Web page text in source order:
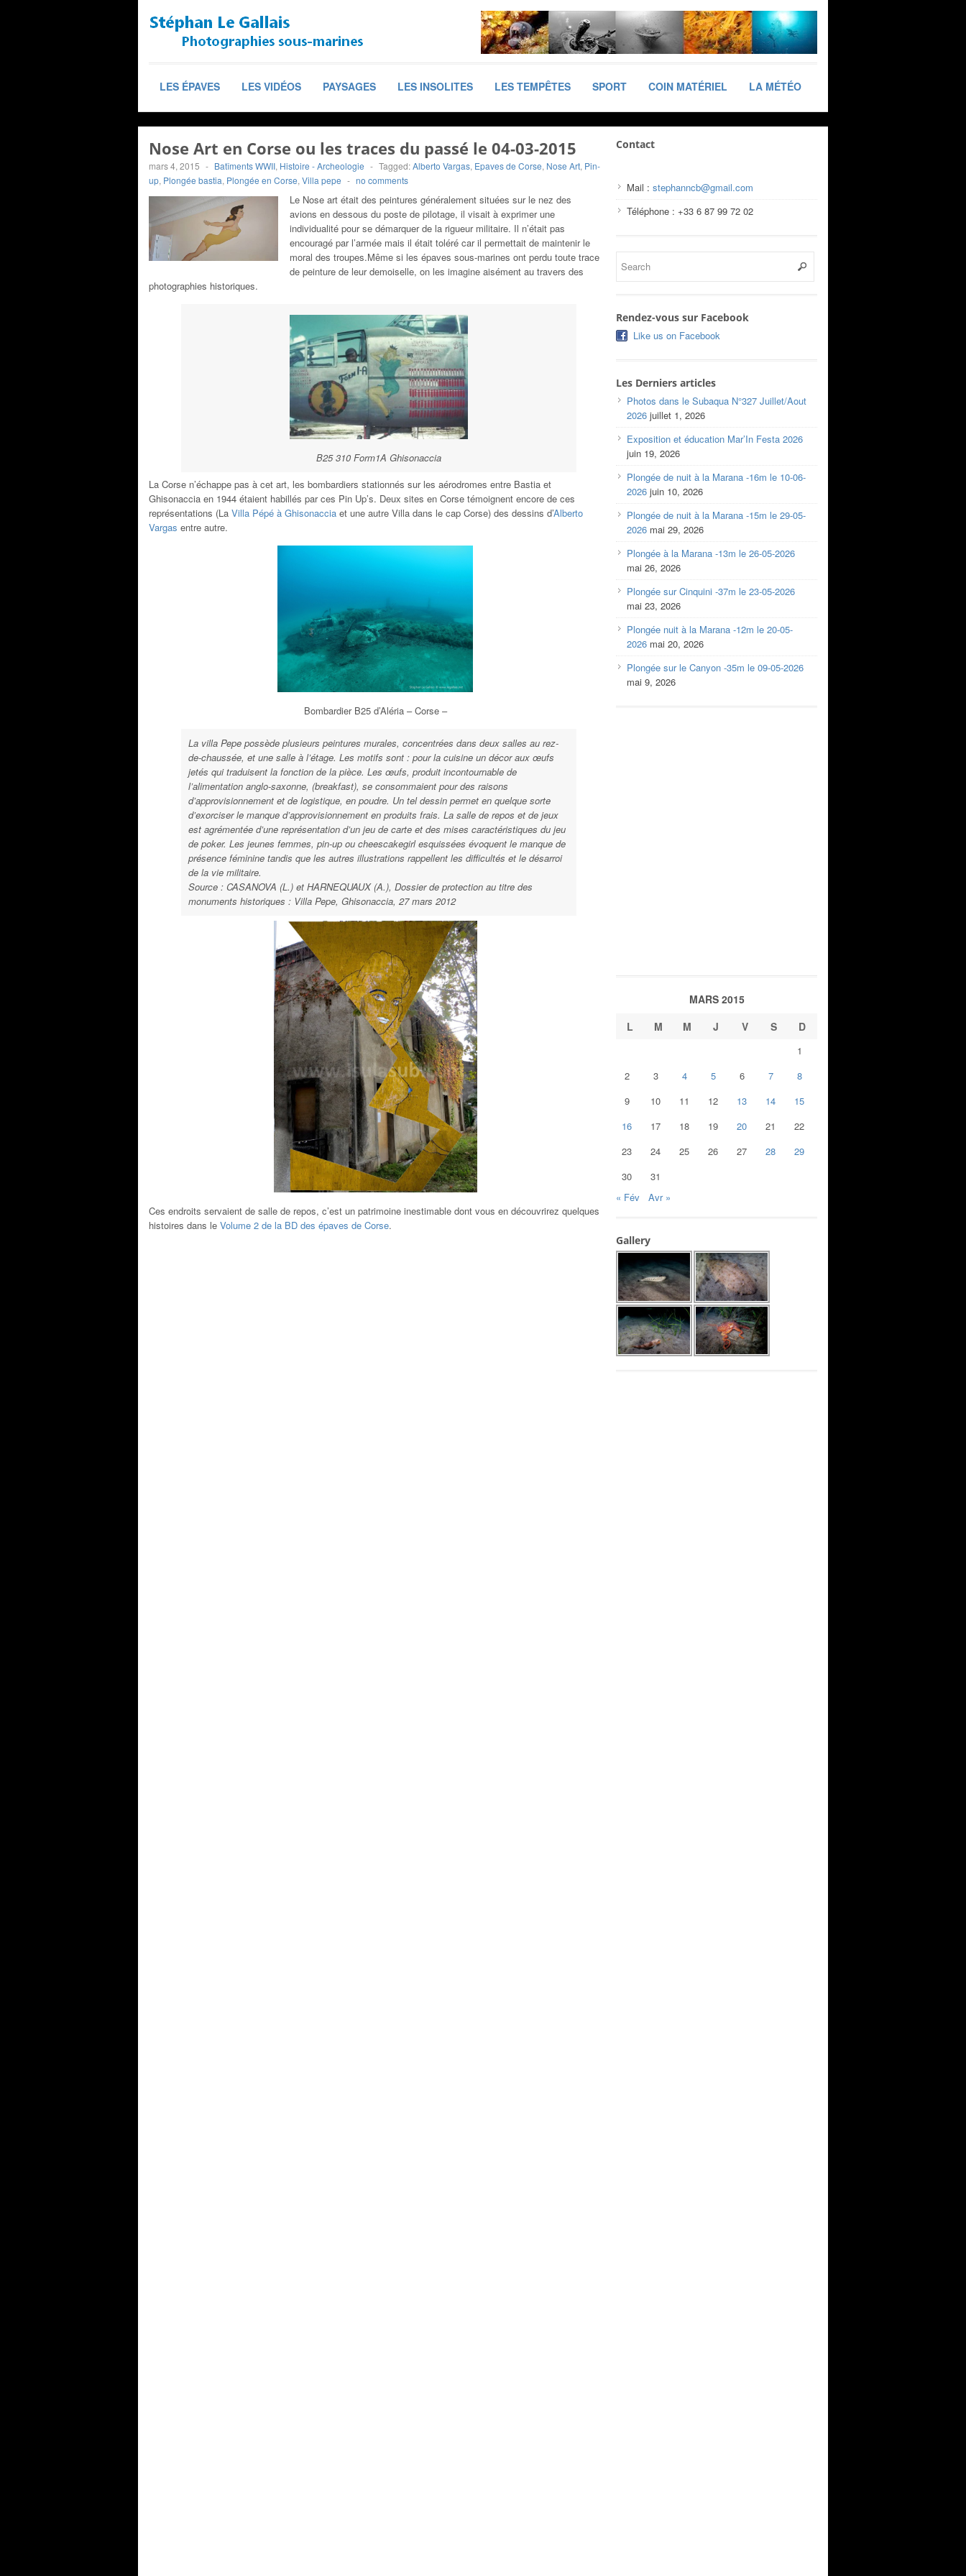
LES ÉPAVES LES VIDÉOS PAYSAGES LES INSOLITES LES TEMPÊTES SPORT COIN MATÉRIEL LA MÉTÉO
Nose Art en Corse ou les traces du passé le 04-03-2015
mars 4, 2015 - Batîments WWII, Histoire - Archeologie - Tagged:Alberto Vargas, Epaves de Corse, Nose Art, Pin-
up, Plongée bastia, Plongée en Corse, Villa pepe - no comments
Le Nose art était des peintures généralement situées sur le nez des
avions en dessous du poste de pilotage, il visait à exprimer une
individualité pour se démarquer de la rigueur militaire. Il n’était pas
encouragé par l’armée mais il était toléré car il permettait de maintenir le
moral des troupes.Même si les épaves sous-marines ont perdu toute trace
de peinture de leur demoiselle, on les imagine aisément au travers des
photographies historiques.
B25 310 Form1A Ghisonaccia
La Corse n’échappe pas à cet art, les bombardiers stationnés sur les aérodromes entre Bastia et
Ghisonaccia en 1944 étaient habillés par ces Pin Up’s. Deux sites en Corse témoignent encore de ces
représentations (La Villa Pépé à Ghisonaccia et une autre Villa dans le cap Corse) des dessins d’Alberto
Vargas entre autre.
Bombardier B25 d’Aléria – Corse –
La villa Pepe possède plusieurs peintures murales, concentrées dans deux salles au rez-
de-chaussée, et une salle à l’étage. Les motifs sont : pour la cuisine un décor aux œufs
jetés qui traduisent la fonction de la pièce. Les œufs, produit incontournable de
l’alimentation anglo-saxonne, (breakfast), se consommaient pour des raisons
d’approvisionnement et de logistique, en poudre. Un tel dessin permet en quelque sorte
d’exorciser le manque d’approvisionnement en produits frais. La salle de repos et de jeux
est agrémentée d’une représentation d’un jeu de carte et des mises caractéristiques du jeu
de poker. Les jeunes femmes, pin-up ou cheescakegirl esquissées évoquent le manque de
présence féminine tandis que les autres illustrations rappellent les difficultés et le désarroi
de la vie militaire.
Source : CASANOVA (L.) et HARNEQUAUX (A.), Dossier de protection au titre des
monuments historiques : Villa Pepe, Ghisonaccia, 27 mars 2012
Ces endroits servaient de salle de repos, c’est un patrimoine inestimable dont vous en découvrirez quelques
histoires dans le Volume 2 de la BD des épaves de Corse.
Contact
Mail : stephanncb@gmail.com
Téléphone : +33 6 87 99 72 02
Rendez-vous sur Facebook
Like us on Facebook
Les Derniers articles
Photos dans le Subaqua N°327 Juillet/Aout
2026 juillet 1, 2026
Exposition et éducation Mar’In Festa 2026
juin 19, 2026
Plongée de nuit à la Marana -16m le 10-06-
2026 juin 10, 2026
Plongée de nuit à la Marana -15m le 29-05-
2026 mai 29, 2026
Plongée à la Marana -13m le 26-05-2026
mai 26, 2026
Plongée sur Cinquini -37m le 23-05-2026
mai 23, 2026
Plongée nuit à la Marana -12m le 20-05-
2026 mai 20, 2026
Plongée sur le Canyon -35m le 09-05-2026
mai 9, 2026
MARS 2015
L
M M J V S D
1
2
3 4 5 6 7
8
9
10 11 12 13 14
15
16
17 18 19 20 21
22
23
24 25 26 27 28
29
30
31
« Fév
Avr »
Gallery